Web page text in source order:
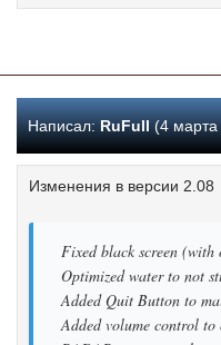
Написал: RuFull(4 марта
Изменения в версии 2.08
Fixed black screen (with
Optimized water to not
Added Quit Button to
Added volume control